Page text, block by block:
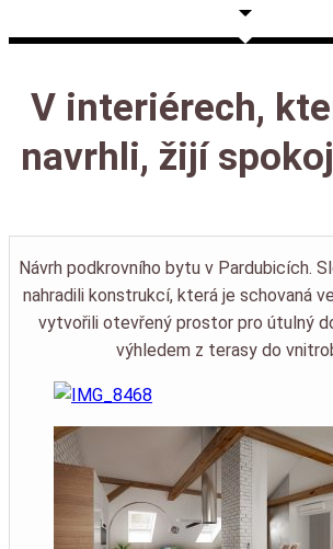
V interiérech,
navrhli, žijí
Návrh podkrovního bytu v Pardubicích.
nahradili konstrukcí, která je schovaná
vytvořili otevřený prostor pro útulný
výhledem z terasy do